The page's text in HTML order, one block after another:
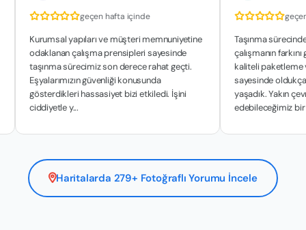
geçen hafta içinde
yapıları ve müşteri memnuniyetine
çalışma prensipleri sayesinde
sürecimiz son derece rahat geçti.
güvenliği konusunda
hassasiyet bizi etkiledi. İşini
y...
geçen hafta
Taşınma sürecinde
çalışmanın farkını
kaliteli paketleme ve
sayesinde oldukça rahat
yaşadık. Yakın çevremize
edebileceğimiz bir hiz...
Haritalarda 279+ Fotoğraflı Yorumu İncele